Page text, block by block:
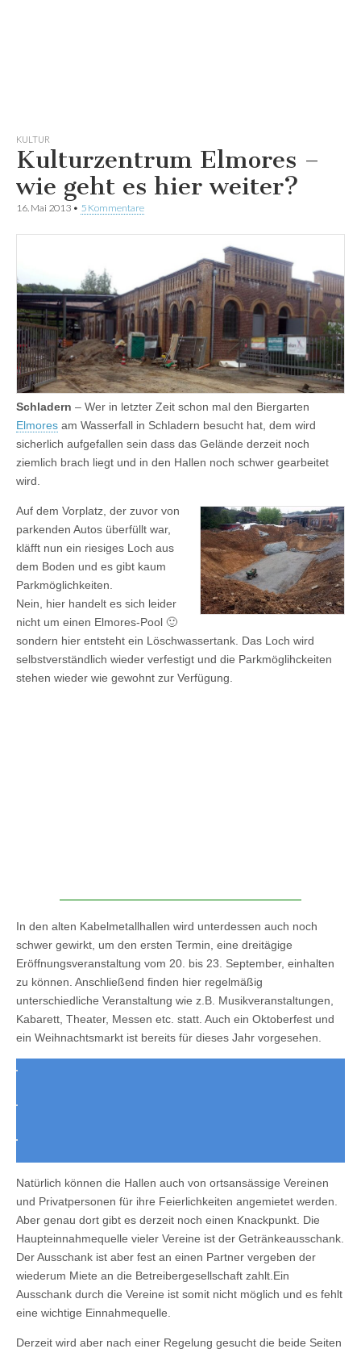
KULTUR
Kulturzentrum Elmores –
wie geht es hier weiter?
16. Mai 2013 • 5 Kommentare
Schladern – Wer in letzter Zeit schon mal den Biergarten
Elmores am Wasserfall in Schladern besucht hat, dem wird
sicherlich aufgefallen sein dass das Gelände derzeit noch
ziemlich brach liegt und in den Hallen noch schwer gearbeitet
wird.
Auf dem Vorplatz, der zuvor von
parkenden Autos überfüllt war,
kläfft nun ein riesiges Loch aus
dem Boden und es gibt kaum
Parkmöglichkeiten.
Nein, hier handelt es sich leider
nicht um einen Elmores-Pool 🙂
sondern hier entsteht ein Löschwassertank. Das Loch wird
selbstverständlich wieder verfestigt und die Parkmöglihckeiten
stehen wieder wie gewohnt zur Verfügung.
In den alten Kabelmetallhallen wird unterdessen auch noch
schwer gewirkt, um den ersten Termin, eine dreitägige
Eröffnungsveranstaltung vom 20. bis 23. September, einhalten
zu können. Anschließend finden hier regelmäßig
unterschiedliche Veranstaltung wie z.B. Musikveranstaltungen,
Kabarett, Theater, Messen etc. statt. Auch ein Oktoberfest und
ein Weihnachtsmarkt ist bereits für dieses Jahr vorgesehen.
Natürlich können die Hallen auch von ortsansässige Vereinen
und Privatpersonen für ihre Feierlichkeiten angemietet werden.
Aber genau dort gibt es derzeit noch einen Knackpunkt. Die
Haupteinnahmequelle vieler Vereine ist der Getränkeausschank.
Der Ausschank ist aber fest an einen Partner vergeben der
wiederum Miete an die Betreibergesellschaft zahlt.Ein
Ausschank durch die Vereine ist somit nicht möglich und es fehlt
eine wichtige Einnahmequelle.
Derzeit wird aber nach einer Regelung gesucht die beide Seiten